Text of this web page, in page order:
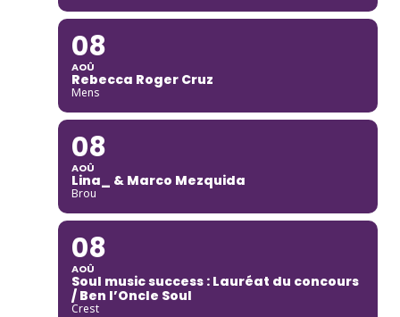
08
AOÛ
Rebecca Roger Cruz
Mens
08
AOÛ
Lina_ & Marco Mezquida
Brou
08
AOÛ
Soul music success : Lauréat du concours
/ Ben l’Oncle Soul
Crest